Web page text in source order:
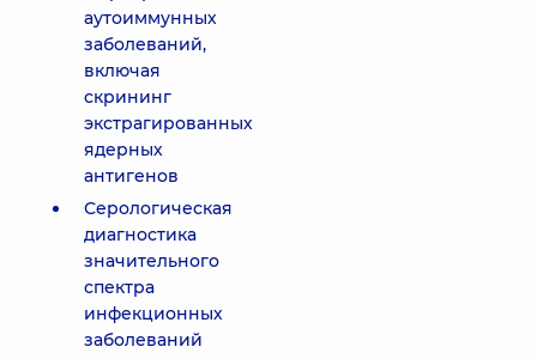
аутоиммунных
заболеваний,
включая
скрининг
экстрагированных
ядерных
антигенов
Серологическая
диагностика
значительного
спектра
инфекционных
заболеваний